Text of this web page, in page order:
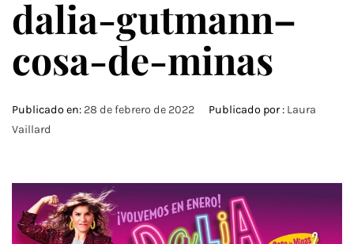
dalia-gutmann–
cosa-de-minas
Publicado en: 28 de febrero de 2022 Publicado por : Laura
Vaillard